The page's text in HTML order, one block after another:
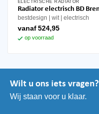
ELECTRISCHE RADIATOR
bestdesign wit electrisch
vanaf 524,95
op voorraad
Dit
product
gekozen
worden
Wilt u ons iets vragen?
Wij staan voor u klaar.